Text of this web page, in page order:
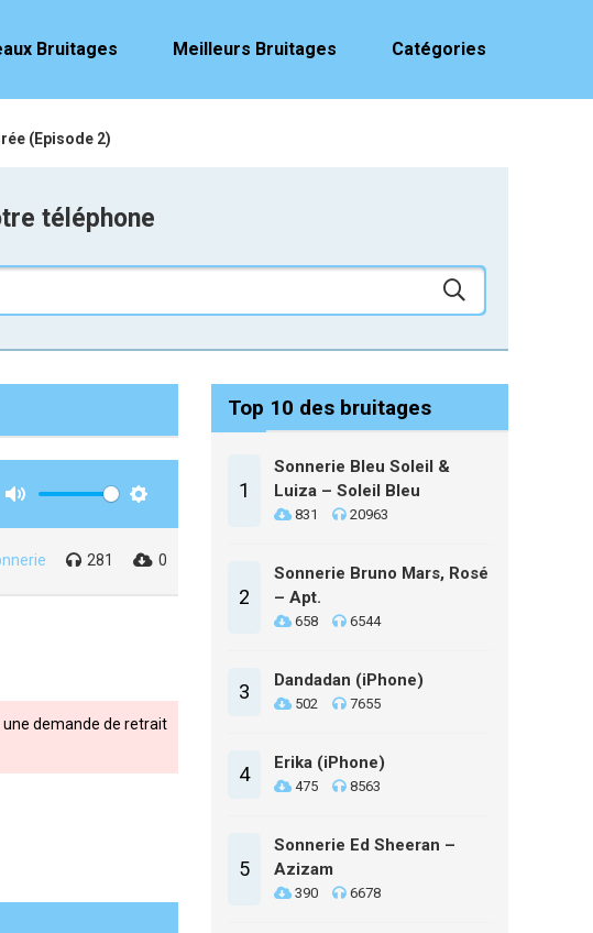
Bruitages Meilleurs Bruitages Catégories
(Episode 2)
téléphone
281 0
demande de retrait
Top 10 des bruitages
1
Sonnerie Bleu Soleil &
Luiza – Soleil Bleu
831 20963
2
Sonnerie Bruno Mars, Rosé
– Apt.
658 6544
3 Dandadan (iPhone)
502 7655
4 Erika (iPhone)
475 8563
5
Sonnerie Ed Sheeran –
Azizam
390 6678